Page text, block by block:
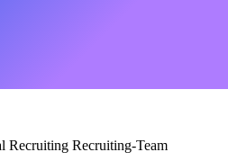
Recruiting Recruiting-Team